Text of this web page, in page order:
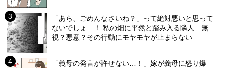
「あら、ごめんなさいね？」って絶対悪いと思って
ないでしょ…！ 私の畑に平然と踏み入る隣人…無
視？悪意？その行動にモヤモヤが止まらない
「義母の発言が許せない…！」嫁が義母に怒り爆